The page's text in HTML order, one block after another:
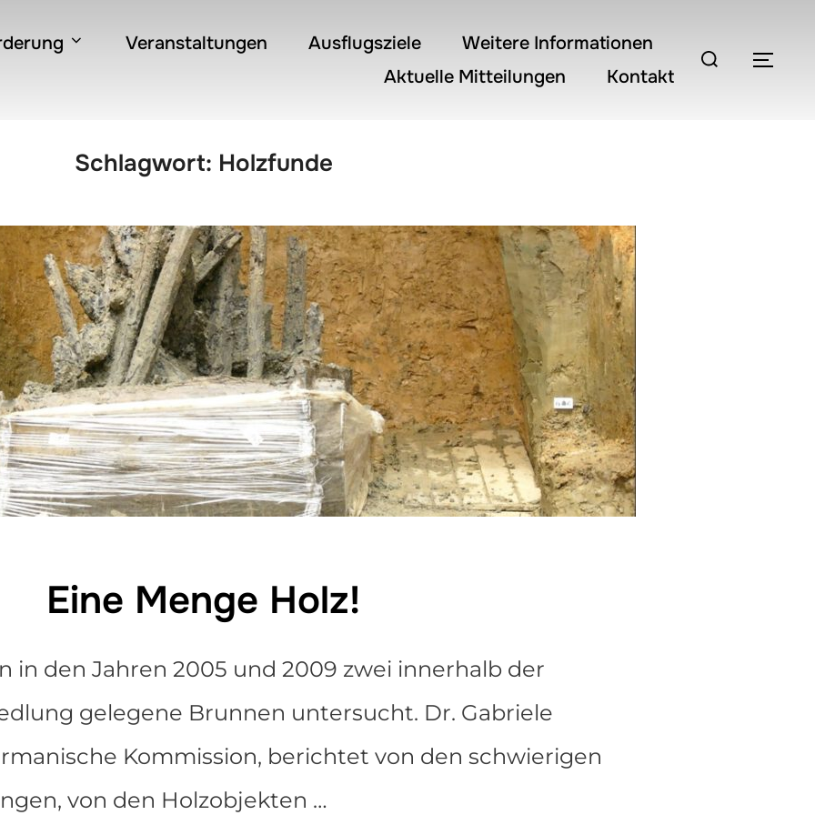
Veranstaltungen Ausflugsziele
Weitere Informationen
Aktuelle Mitteilungen
Kontakt
Suchen
Schlagwort: Holzfunde
Eine Menge Holz!
in den Jahren 2005 und 2009 zwei innerhalb der
gelegene Brunnen untersucht. Dr. Gabriele
Kommission, berichtet von den schwierigen
von den Holzobjekten …